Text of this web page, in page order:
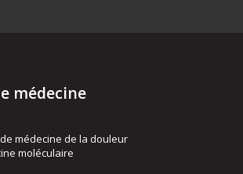
médecine
médecine de la douleur
moléculaire